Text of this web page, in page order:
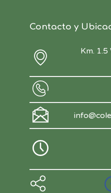
Contacto y
Km.